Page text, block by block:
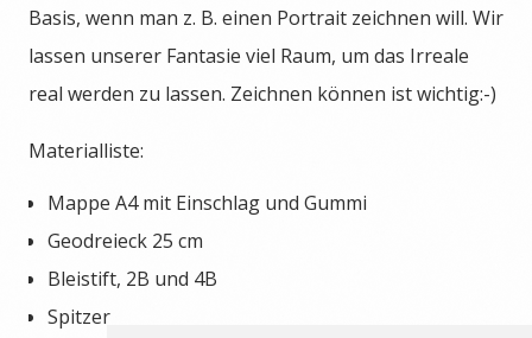
Basis, wenn man z. B. einen Portrait zeichnen will. Wir
lassen unserer Fantasie viel Raum, um das Irreale
real werden zu lassen. Zeichnen können ist wichtig:-)
Materialliste:
Mappe A4 mit Einschlag und Gummi
Geodreieck 25 cm
Bleistift, 2B und 4B
Spitzer